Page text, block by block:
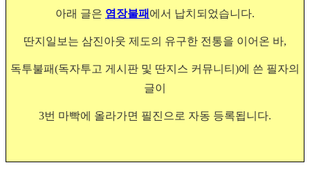
아래 글은 염장불패 에서 납치되었습니다.
딴지일보는 삼진아웃 제도의 유구한 전통을 이어온 바,
독투불패(독자투고 게시판 및 딴지스 커뮤니티)에 쓴 필자의
글이
3번 마빡에 올라가면 필진으로 자동 등록됩니다.